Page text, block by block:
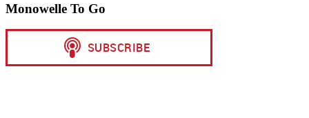
Monowelle To Go